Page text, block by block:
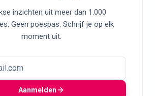
inzichten uit meer dan 1.000
Geen poespas. Schrijf je op elk
moment uit.
Aanmelden